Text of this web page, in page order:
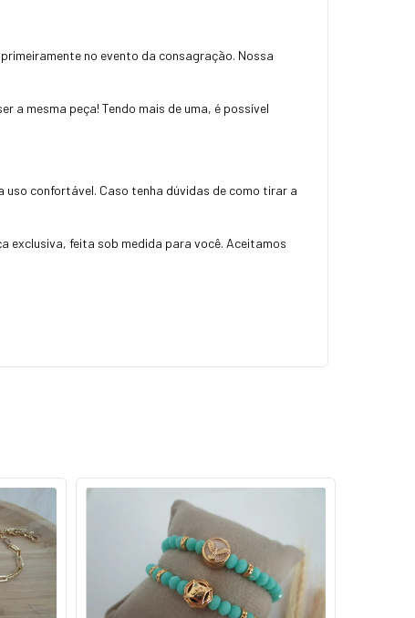
no evento da consagração. Nossa
a mesma peça! Tendo mais de uma, é possível
confortável. Caso tenha dúvidas de como tirar a
exclusiva, feita sob medida para você. Aceitamos